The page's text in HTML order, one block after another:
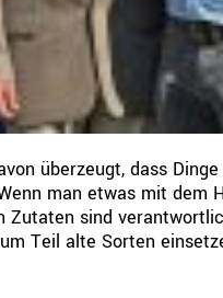
überzeugt, dass
man etwas mit dem
Zutaten sind
Teil alte Sorten